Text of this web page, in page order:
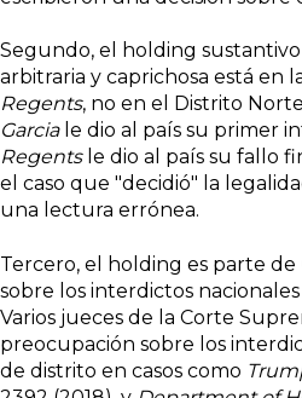
Segundo, el holding
arbitraria y caprichosa está en
Regents, no en el Distrito
Garciale dio al país su primer
Regentsle dio al país su fallo
el caso que "decidió" la
una lectura errónea.
Tercero, el holding es parte
sobre los interdictos
Varios jueces de la Corte
preocupación sobre los
de distrito en casos como